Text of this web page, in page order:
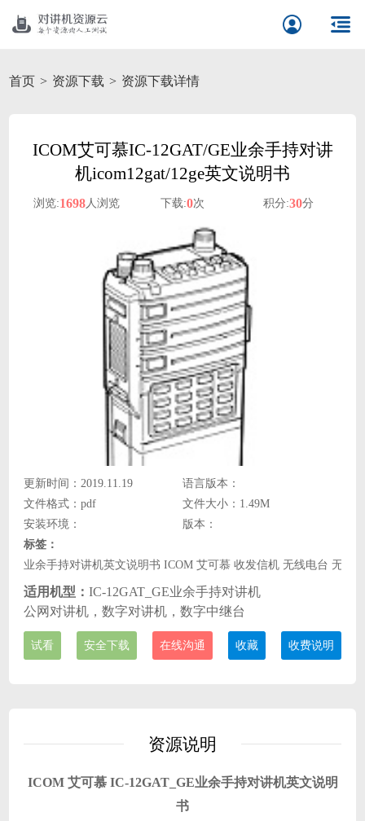
首页 资源下载 资源下载详情
ICOM艾可慕IC-12GAT/GE业余手持对讲
机icom12gat/12ge英文说明书
浏览:1698人浏览 下载:0次 积分:30分
更新时间：2019.11.19
语言版本：
文件格式：pdf
文件大小：1.49M
安装环境：
版本：
标签：
业余手持对讲机英文说明书 ICOM 艾可慕 收发信机 无线电台 无线
适用机型：IC-12GAT_GE业余手持对讲机
公网对讲机，数字对讲机，数字中继台
试看 安全下载 在线沟通 收藏 收费说明
资源说明
ICOM 艾可慕 IC-12GAT_GE业余手持对讲机英文说明
书